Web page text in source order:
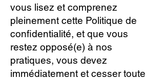
vous lisez et comprenez
pleinement cette Politique de
confidentialité, et que vous
restez opposé(e) à nos
pratiques, vous devez
immédiatement et cesser toute